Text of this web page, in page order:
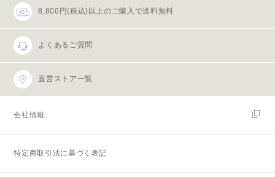
8,800円(税込)以上のご購入で送料無料
よくあるご質問
直営ストア一覧
会社情報
特定商取引法に基づく表記